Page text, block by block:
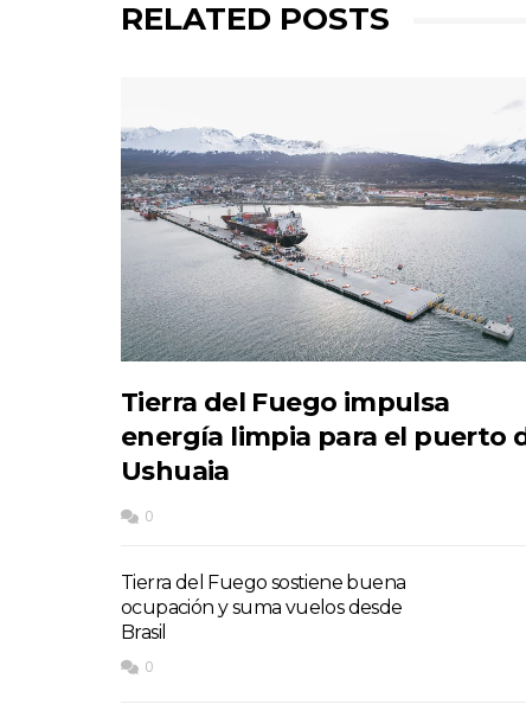
RELATED POSTS
Tierra del Fuego impulsa
energía limpia para el puerto
Ushuaia
0
Tierra del Fuego sostiene buena
ocupación y suma vuelos desde
Brasil
0